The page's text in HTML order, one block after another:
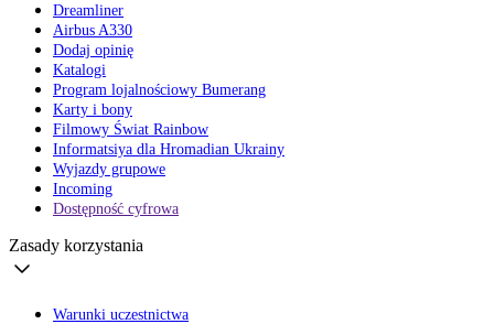
Dreamliner
Airbus A330
Dodaj opinię
Katalogi
Program lojalnościowy Bumerang
Karty i bony
Filmowy Świat Rainbow
Informatsiya dla Hromadian Ukrainy
Wyjazdy grupowe
Incoming
Dostępność cyfrowa
Zasady korzystania
Warunki uczestnictwa